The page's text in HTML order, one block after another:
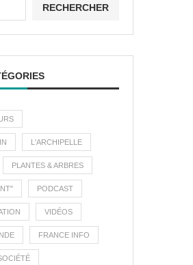
RECHERCHER
L'ARCHIPELLE
PLANTES & ARBRES
PODCAST
VIDÉOS
FRANCE INFO